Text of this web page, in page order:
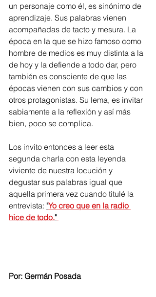
un personaje como él, es sinónimo de
aprendizaje. Sus palabras vienen
acompañadas de tacto y mesura. La
época en la que se hizo famoso como
hombre de medios es muy distinta a la
de hoy y la defiende a todo dar, pero
también es consciente de que las
épocas vienen con sus cambios y con
otros protagonistas. Su lema, es invitar
sabiamente a la reflexión y así más
bien, poco se complica.
Los invito entonces a leer esta
segunda charla con esta leyenda
viviente de nuestra locución y
degustar sus palabras igual que
aquella primera vez cuando titulé la
entrevista: "Yo creo que en la radio
hice de todo."
Por: Germán Posada